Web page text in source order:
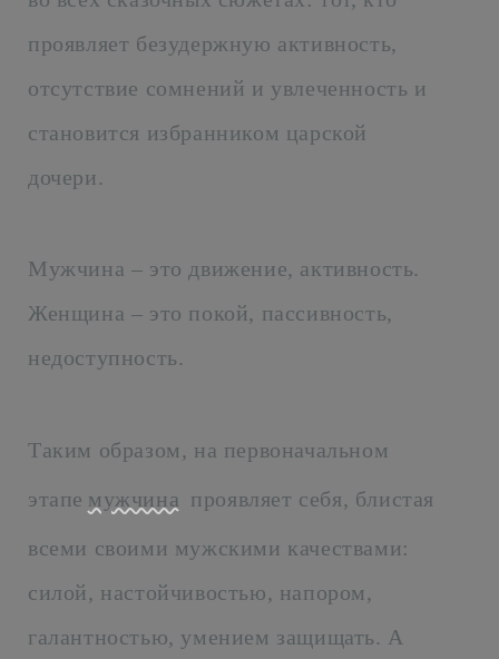
проявляет безудержную активность,
отсутствие сомнений и увлеченность и
становится избранником царской
дочери.
Мужчина – это движение, активность.
Женщина – это покой, пассивность,
недоступность.
Таким образом, на первоначальном
этапе мужчина проявляет себя, блистая
всеми своими мужскими качествами:
силой, настойчивостью, напором,
галантностью, умением защищать. А